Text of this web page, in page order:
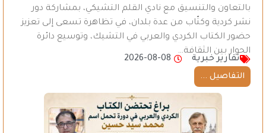
بالتعاون والتنسيق مع نادي القلم التشيكي، بمشاركة دور
نشر كردية وكتّاب من عدة بلدان، في تظاهرة تسعى إلى تعزيز
حضور الكتاب الكردي والعربي في التشيك، وتوسيع دائرة
الحوار بين الثقافة…
تقارير خبرية
2026-08-08
التفاصيل ...